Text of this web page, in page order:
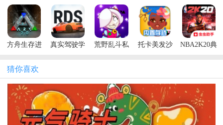
解版全无限
最新版本
际服全无限
版(Soul
Knight)
汉化版(自带
模组)最新版
本
游破解版内
置修改器
2026
拟器3功能菜
单汉化版
方舟生存进
上帝模式手
机版
真实驾驶学
荒野乱斗私
托卡美发沙
NBA2K20典
猜你喜欢